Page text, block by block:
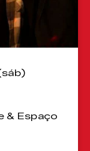
& Espaço